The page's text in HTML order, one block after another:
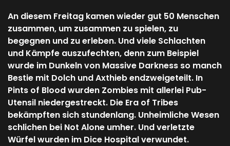
An diesem Freitag kamen wieder gut 50 Menschen
zusammen, um zusammen zu spielen, zu
begegnen und zu erleben. Und viele Schlachten
und Kämpfe auszufechten, denn zum Beispiel
wurde im Dunkeln von Massive Darkness so manch
Bestie mit Dolch und Axthieb endzweigeteilt. In
Pints of Blood wurden Zombies mit allerlei Pub-
Utensil niedergestreckt. Die Era of Tribes
bekämpften sich stundenlang. Unheimliche Wesen
schlichen bei Not Alone umher. Und verletzte
Würfel wurden im Dice Hospital verwundet.